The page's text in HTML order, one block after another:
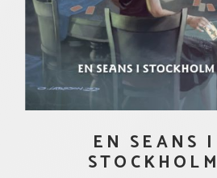
EN SEANS I
STOCKHOLM